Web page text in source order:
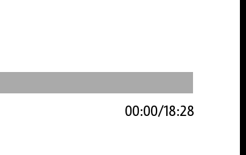
18:28
00:00